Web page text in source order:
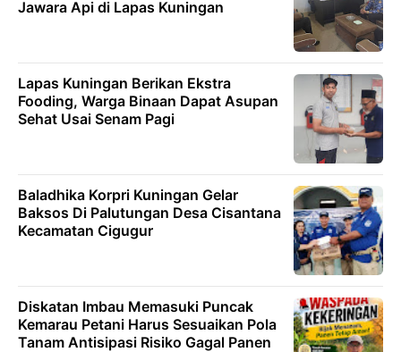
Jawara Api di Lapas Kuningan
Lapas Kuningan Berikan Ekstra
Fooding, Warga Binaan Dapat Asupan
Sehat Usai Senam Pagi
Baladhika Korpri Kuningan Gelar
Baksos Di Palutungan Desa Cisantana
Kecamatan Cigugur
Diskatan Imbau Memasuki Puncak
Kemarau Petani Harus Sesuaikan Pola
Tanam Antisipasi Risiko Gagal Panen